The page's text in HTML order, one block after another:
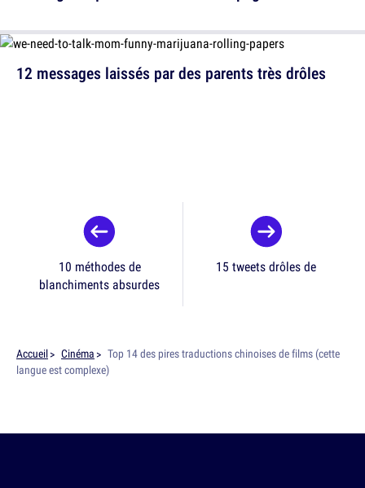
12 messages laissés par des parents très drôles
10 méthodes de
blanchiments absurdes
15 tweets drôles de
Accueil Cinéma
Top 14 des pires traductions chinoises de films (cette
langue est complexe)